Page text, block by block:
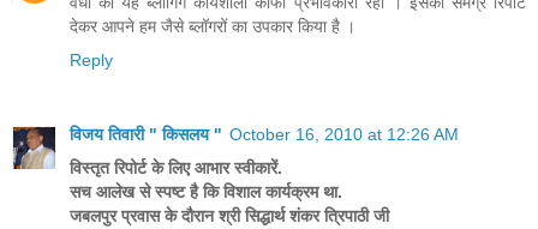
देकर आपने हम जैसे ब्लॉगरों का उपकार किया है ।
Reply
विजय तिवारी " किसलय " October 16, 2010 at 12:26 AM
विस्तृत रिपोर्ट के लिए आभार स्वीकारें.
सच आलेख से स्पष्ट है कि विशाल कार्यक्रम था.
जबलपुर प्रवास के दौरान श्री सिद्धार्थ शंकर त्रिपाठी जी